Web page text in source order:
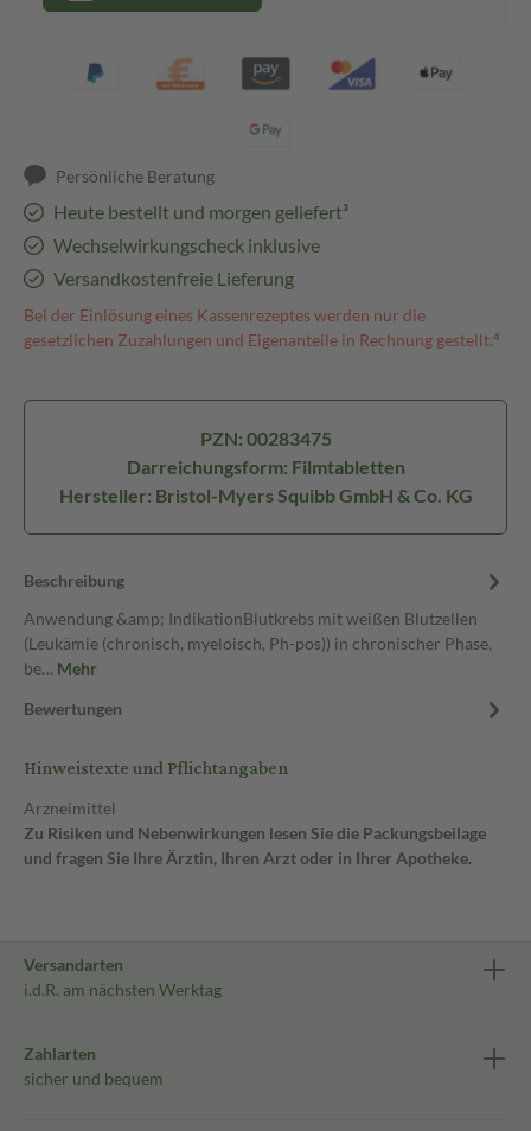
Persönliche Beratung
Heute bestellt und morgen geliefert³
Wechselwirkungscheck inklusive
Versandkostenfreie Lieferung
Bei der Einlösung eines Kassenrezeptes werden nur die
gesetzlichen Zuzahlungen und Eigenanteile in Rechnung gestellt.⁴
PZN: 00283475
Darreichungsform: Filmtabletten
Hersteller: Bristol-Myers Squibb GmbH & Co. KG
Beschreibung
Anwendung &amp; IndikationBlutkrebs mit weißen Blutzellen
(Leukämie (chronisch, myeloisch, Ph-pos)) in chronischer Phase,
be… Mehr
Bewertungen
Hinweistexte und Pflichtangaben
Arzneimittel
Zu Risiken und Nebenwirkungen lesen Sie die Packungsbeilage
und fragen Sie Ihre Ärztin, Ihren Arzt oder in Ihrer Apotheke.
Versandarten
i.d.R. am nächsten Werktag
Zahlarten
sicher und bequem